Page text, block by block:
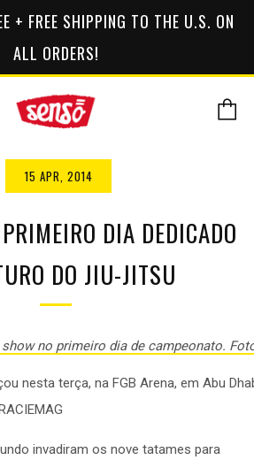
+ FREE SHIPPING TO THE U.S. ON
ALL ORDERS!
DIA DEDICADO
DO JIU-JITSU
15 APR, 2014
nesta terça, na FGB Arena, em Abu
invadiram os nove tatames para